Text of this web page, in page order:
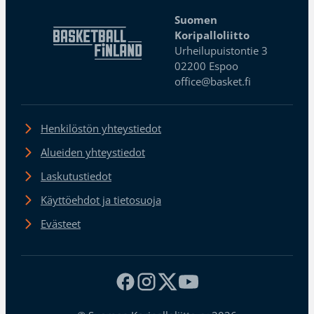
Suomen
Koripalloliitto
Urheilupuistontie 3
02200 Espoo
office@basket.fi
Henkilöstön yhteystiedot
Alueiden yhteystiedot
Laskutustiedot
Käyttöehdot ja tietosuoja
Evästeet